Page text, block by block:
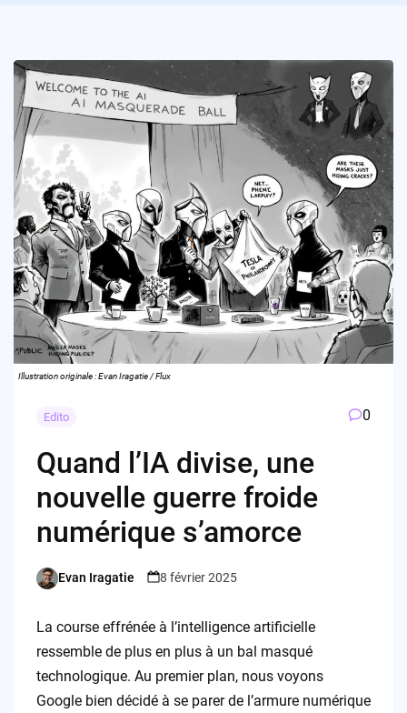
Illustration originale : Evan Iragatie / Flux
Edito 0
Quand l’IA divise, une
nouvelle guerre froide
numérique s’amorce
Posted
Evan Iragatie 8 février 2025
La course effrénée à l’intelligence artificielle
ressemble de plus en plus à un bal masqué
technologique. Au premier plan, nous voyons
Google bien décidé à se parer de l’armure numérique